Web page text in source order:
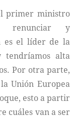
primer ministro
renunciar y
es el líder de la
alta
Por otra parte,
Unión Europea
esto a partir
cuáles van a ser